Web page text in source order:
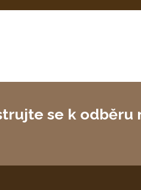
se k odběru